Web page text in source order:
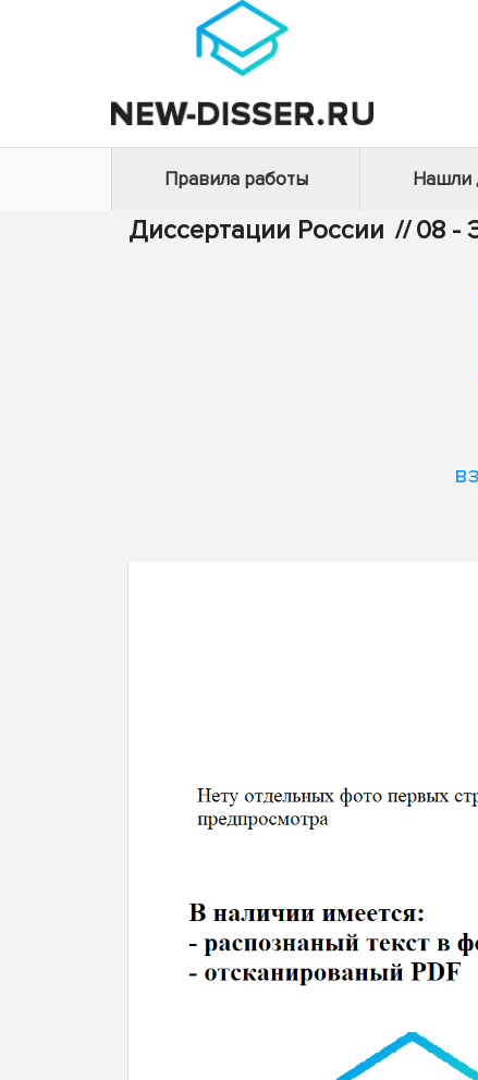
Правила работы Нашли
Диссертации России // 08 -